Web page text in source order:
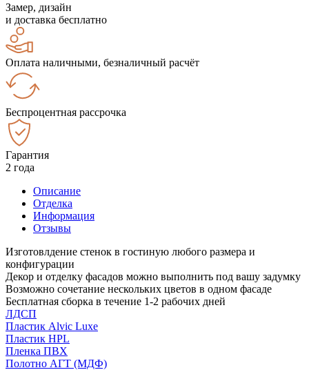
Замер, дизайн
и доставка бесплатно
Оплата наличными, безналичный расчёт
Беспроцентная рассрочка
Гарантия
2 года
Описание
Отделка
Информация
Отзывы
Изготовлдение стенок в гостиную любого размера и
конфигурации
Декор и отделку фасадов можно выполнить под вашу задумку
Возможно сочетание нескольких цветов в одном фасаде
Бесплатная сборка в течение 1-2 рабочих дней
ЛДСП
Пластик Alvic Luxe
Пластик HPL
Пленка ПВХ
Полотно АГТ (МДФ)